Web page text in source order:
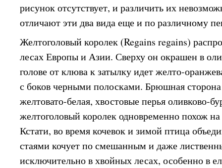
рисунок отсутствует, и различить их
отличают эти два вида еще и по различному
Желтоголовый королек (Regains regains)
лесах Европы и Азии. Сверху он окрашен в
голове от клюва к затылку идет желто-
с боков черными полосками. Брюшная
желтовато-белая, хвостовые перья оливково-
желтоголовый королек одновременно похож
Кстати, во время кочевок и зимой птица
стаями кочует по смешанным и даже
исключительно в хвойных лесах, особенно в